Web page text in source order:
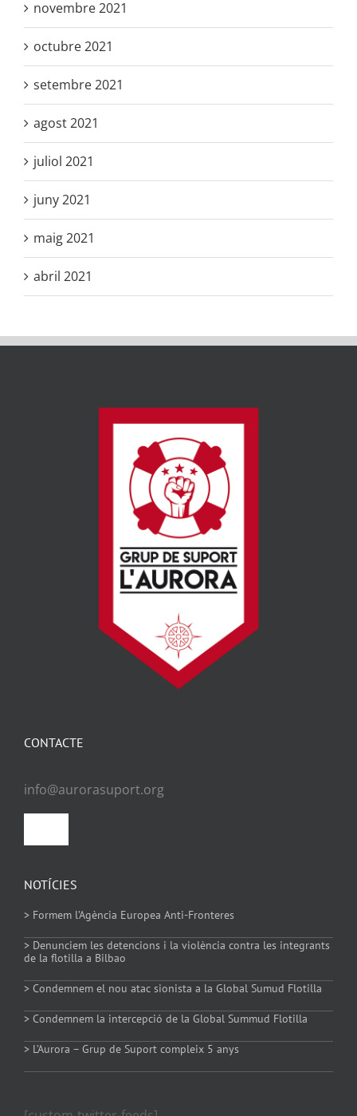
novembre 2021
octubre 2021
setembre 2021
agost 2021
juliol 2021
juny 2021
maig 2021
abril 2021
NOTÍCIES
> Formem l’Agència Europea Anti-Fronteres
> Denunciem les detencions i la violència contra les integrants
de la flotilla a Bilbao
> Condemnem el nou atac sionista a la Global Sumud Flotilla
> Condemnem la intercepció de la Global Summud Flotilla
> L’Aurora – Grup de Suport compleix 5 anys
CONTACTE
info@aurorasuport.org
Política de Cookies